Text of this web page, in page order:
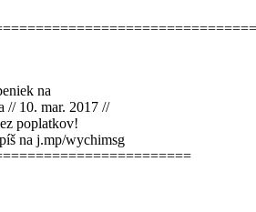
na
// 10. mar. 2017 //
poplatkov!
na j.mp/wychimsg